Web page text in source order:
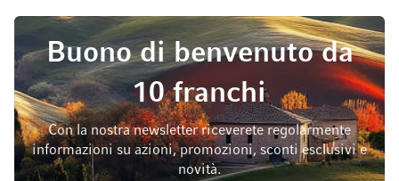
Buono di benvenuto da
10 franchi
Con la nostra newsletter riceverete regolarmente
informazioni su azioni, promozioni, sconti esclusivi e
novità.